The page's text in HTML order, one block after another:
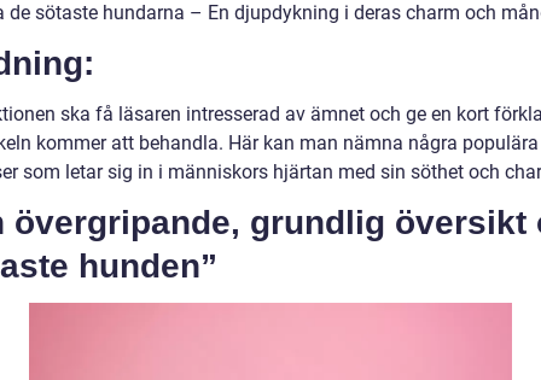
de sötaste hundarna – En djupdykning i deras charm och
ska få läsaren intresserad av ämnet och ge en kort
kommer att behandla. Här kan man nämna några populära
som letar sig in i människors hjärtan med sin söthet och
övergripande, grundlig översikt
hunden”